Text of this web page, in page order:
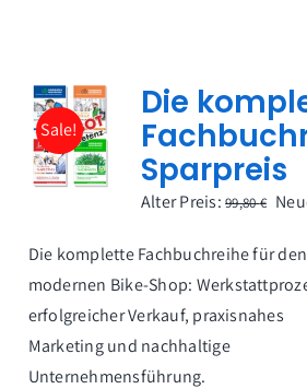
Sale!
Die
Sparpreis
Alter Preis: 99,80€
war:
Die komplette Fachbuchreihe für den
modernen Bike-Shop:
erfolgreicher Verkauf, praxisnahes
Marketing und nachhaltige
Unternehmensführung.